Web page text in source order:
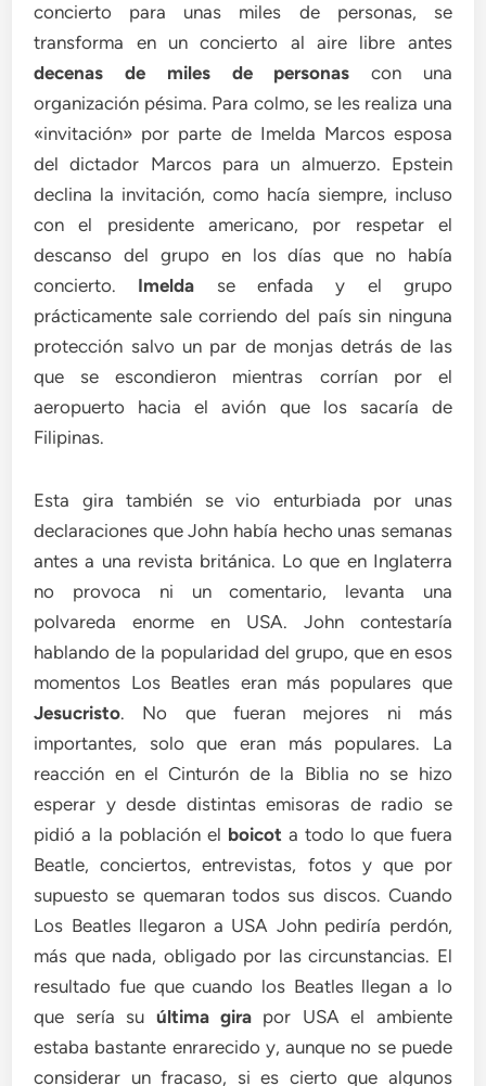
concierto para unas miles de personas, se
transforma en un concierto al aire libre antes
decenas de miles de personas con una
organización pésima. Para colmo, se les realiza una
«invitación» por parte de Imelda Marcos esposa
del dictador Marcos para un almuerzo. Epstein
declina la invitación, como hacía siempre, incluso
con el presidente americano, por respetar el
descanso del grupo en los días que no había
concierto. Imelda se enfada y el grupo
prácticamente sale corriendo del país sin ninguna
protección salvo un par de monjas detrás de las
que se escondieron mientras corrían por el
aeropuerto hacia el avión que los sacaría de
Filipinas.
Esta gira también se vio enturbiada por unas
declaraciones que John había hecho unas semanas
antes a una revista británica. Lo que en Inglaterra
no provoca ni un comentario, levanta una
polvareda enorme en USA. John contestaría
hablando de la popularidad del grupo, que en esos
momentos Los Beatles eran más populares que
Jesucristo. No que fueran mejores ni más
importantes, solo que eran más populares. La
reacción en el Cinturón de la Biblia no se hizo
esperar y desde distintas emisoras de radio se
pidió a la población el boicot a todo lo que fuera
Beatle, conciertos, entrevistas, fotos y que por
supuesto se quemaran todos sus discos. Cuando
Los Beatles llegaron a USA John pediría perdón,
más que nada, obligado por las circunstancias. El
resultado fue que cuando los Beatles llegan a lo
que sería su última gira por USA el ambiente
estaba bastante enrarecido y, aunque no se puede
considerar un fracaso, si es cierto que algunos